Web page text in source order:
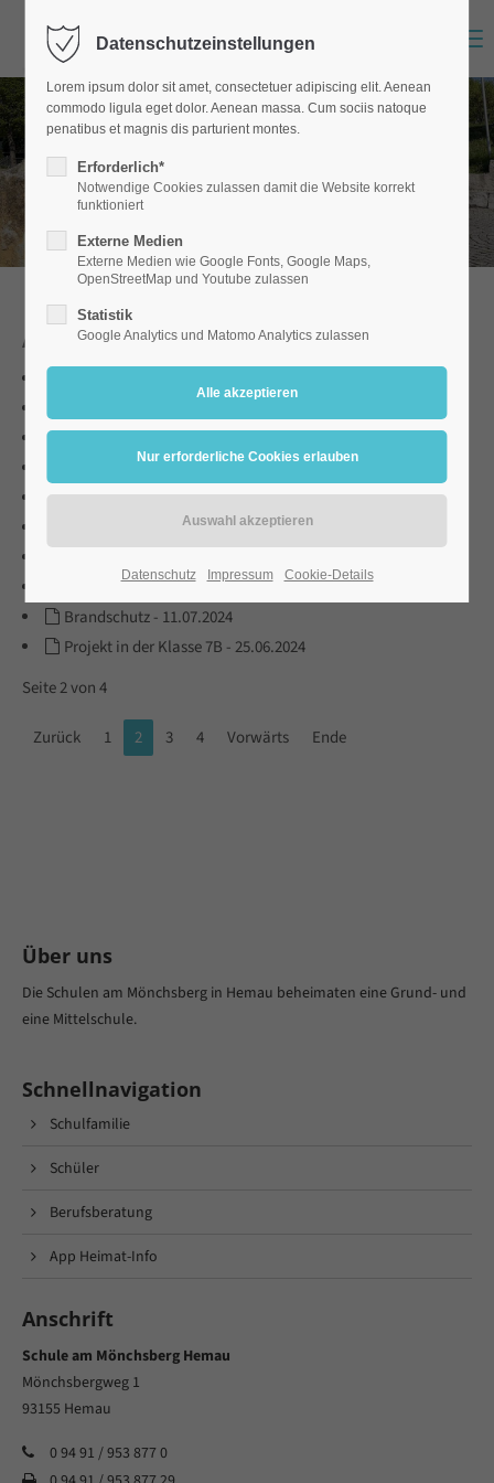
etwas bewegen
Archiv aller Nachrichten
Besuch in der KZ-Gedenkstätte Flossenbürg
Bestellung T-Shirts-31.03.2025
-17.12.2024
Applaus Applaus-19.07.2024
Brandschutz- 11.07.2024
Projekt in der Klasse 7B -25.06.2024
Seite 2 von 4
Zurück 1 2 3 4 Vorwärts Ende
Über uns
Die Schulen am Mönchsberg in Hemau beheimaten eine Grund- und
eine Mittelschule.
Schnellnavigation
Schulfamilie
Schüler
Berufsberatung
App Heimat-Info
Anschrift
Schule am Mönchsberg Hemau
Mönchsbergweg 1
93155 Hemau
0 94 91 / 953 877 0
Datenschutzeinstellungen
Lorem ipsum dolor sit amet, consectetuer adipiscing elit. Aenean
commodo ligula eget dolor. Aenean massa. Cum sociis natoque
penatibus et magnis dis parturient montes.
Erforderlich*
Notwendige Cookies zulassen damit die Website korrekt
funktioniert
Externe Medien
Externe Medien wie Google Fonts, Google Maps,
OpenStreetMap und Youtube zulassen
Statistik
Google Analytics und Matomo Analytics zulassen
Datenschutz Impressum Cookie-Details